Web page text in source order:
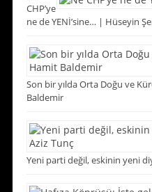
CHP’ye
ne de YENİ’sine… | Hüseyin
Son bir yılda Orta Doğu ve
Baldemir
Yeni parti değil, eskinin yeni